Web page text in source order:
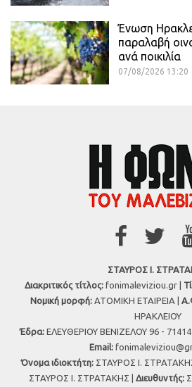
Ένωση
παραλαβή
ανά ποικιλία
07/08/2026 13:20
ΣΤΑΥΡΟΣ Ι.
Διακριτικός τίτλος:fonimaleviziou.gr |
Νομική μορφή: ΑΤΟΜΙΚΗ ΕΤΑΙΡΕΙΑ |
ΗΡΑΚΛΕΙΟΥ
Έδρα: ΕΛΕΥΘΕΡΙΟΥ ΒΕΝΙΖΕΛΟΥ 96 - 71414
Εmail:
Όνομα ιδιοκτήτη: ΣΤΑΥΡΟΣ Ι.
ΣΤΑΥΡΟΣ Ι. ΣΤΡΑΤΑΚΗΣ | Διευθυντής: